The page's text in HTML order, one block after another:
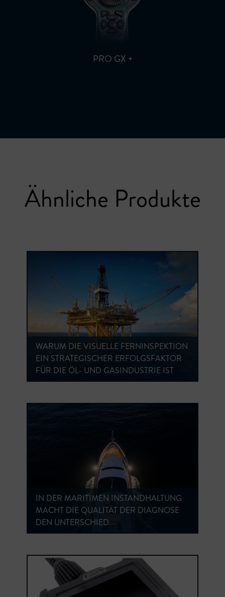
PRO GX +
Ähnliche Produkte
WARUM DIE VISUELLE FERNINSPEKTION
EIN STRATEGISCHER ERFOLGSFAKTOR
FÜR DIE ÖL- UND GASINDUSTRIE IST
IN DER MARITIMEN INSTANDHALTUNG
MACHT DIE QUALITÄT DER DIAGNOSE
DEN UNTERSCHIED.